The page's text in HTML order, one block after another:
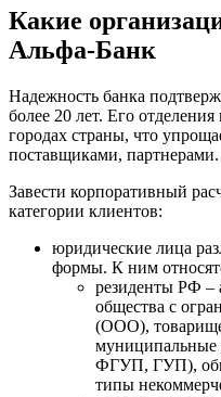
Какие
Альфа-Банк
Надежность банка
более 20 лет. Его
городах страны, что
поставщиками, партнерами.
Завести корпоративный
категории клиентов:
юридические лица
формы. К ним
резиденты РФ –
общества с
(ООО),
ФГУП, ГУП),
типы